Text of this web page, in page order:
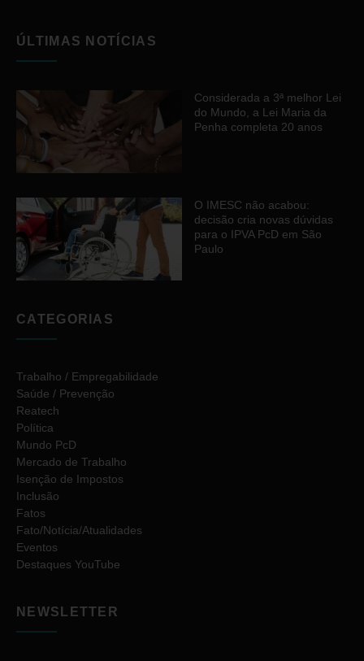
ÚLTIMAS NOTÍCIAS
Considerada a 3ª melhor Lei
do Mundo, a Lei Maria da
Penha completa 20 anos
O IMESC não acabou:
decisão cria novas dúvidas
para o IPVA PcD em São
Paulo
CATEGORIAS
Trabalho / Empregabilidade
Saúde / Prevenção
Reatech
Política
Mundo PcD
Mercado de Trabalho
Isenção de Impostos
Inclusão
Fatos
Fato/Notícia/Atualidades
Eventos
Destaques YouTube
NEWSLETTER